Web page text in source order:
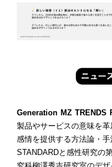
Generation MZ TRENDS
製品やサービスの意味を
感情を提供する方法論・
STANDARDと感性研究の